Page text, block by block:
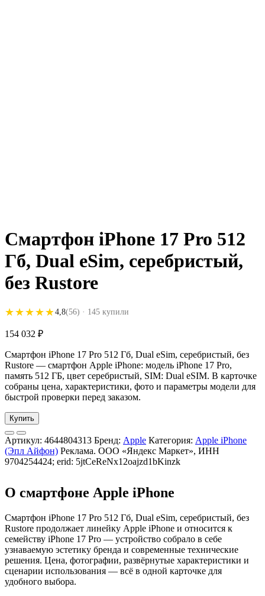
Смартфон iPhone 17 Pro 512
Гб, Dual eSim, серебристый,
без Rustore
★★★★★
★★★★★ 4,8(56) · 145 купили
154 032 ₽
Смартфон iPhone 17 Pro 512 Гб, Dual eSim, серебристый, без
Rustore — смартфон Apple iPhone: модель iPhone 17 Pro,
память 512 ГБ, цвет серебристый, SIM: Dual eSIM. В карточке
собраны цена, характеристики, фото и параметры модели для
быстрой проверки перед заказом.
Купить
Артикул: 4644804313 Бренд: Apple Категория: Apple iPhone
(Эпл Айфон) Реклама. ООО «Яндекс Маркет», ИНН
9704254424; erid: 5jtCeReNx12oajzd1bKinzk
О смартфоне Apple iPhone
Смартфон iPhone 17 Pro 512 Гб, Dual eSim, серебристый, без
Rustore продолжает линейку Apple iPhone и относится к
семейству iPhone 17 Pro — устройство собрало в себе
узнаваемую эстетику бренда и современные технические
решения. Цена, фотографии, развёрнутые характеристики и
сценарии использования — всё в одной карточке для
удобного выбора.